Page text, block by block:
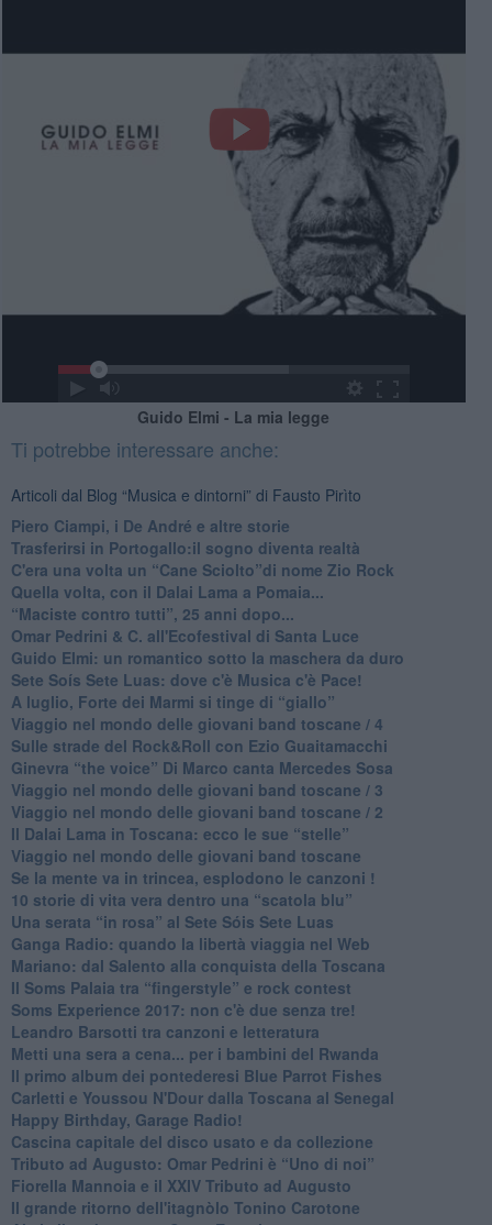
Guido Elmi - La mia legge
Ti potrebbe interessare anche:
Articoli dal Blog “Musica e dintorni” di Fausto Pirìto
​Piero Ciampi, i De André e altre storie
​Trasferirsi in Portogallo:il sogno diventa realtà
​C'era una volta un “Cane Sciolto”di nome Zio Rock
Quella volta, con il Dalai Lama a Pomaia...
​“Maciste contro tutti”, 25 anni dopo...
​Omar Pedrini & C. all'Ecofestival di Santa Luce
Guido Elmi: un romantico sotto la maschera da duro
Sete Soís Sete Luas: dove c'è Musica c'è Pace!
​A luglio, Forte dei Marmi si tinge di “giallo”
Viaggio nel mondo delle giovani band toscane / 4
Sulle strade del Rock&Roll con Ezio Guaitamacchi
​Ginevra “the voice” Di Marco canta Mercedes Sosa
Viaggio nel mondo delle giovani band toscane / 3
​Viaggio nel mondo delle giovani band toscane / 2
Il Dalai Lama in Toscana: ecco le sue “stelle”
Viaggio nel mondo delle giovani band toscane
Se la mente va in trincea, esplodono le canzoni !
​10 storie di vita vera dentro una “scatola blu”
​Una serata “in rosa” al Sete Sóis Sete Luas
Ganga Radio: quando la libertà viaggia nel Web
Mariano: dal Salento alla conquista della Toscana
​Il Soms Palaia tra “fingerstyle” e rock contest
Soms Experience 2017: non c'è due senza tre!
​Leandro Barsotti tra canzoni e letteratura
​Metti una sera a cena... per i bambini del Rwanda
​Il primo album dei pontederesi Blue Parrot Fishes
Carletti e Youssou N'Dour dalla Toscana al Senegal
Happy Birthday, Garage Radio!
​Cascina capitale del disco usato e da collezione
Tributo ad Augusto: Omar Pedrini è “Uno di noi”
​Fiorella Mannoia e il XXIV Tributo ad Augusto
Il grande ritorno dell'itagnòlo Tonino Carotone